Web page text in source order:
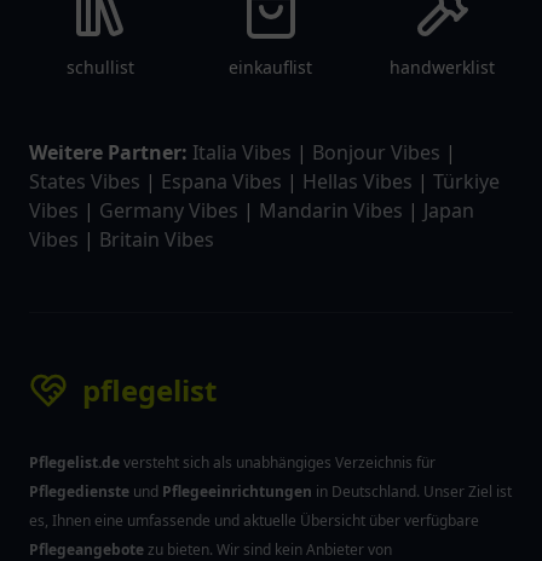
schullist einkauflist handwerklist
Weitere Partner: Italia Vibes | Bonjour Vibes |
States Vibes | Espana Vibes | Hellas Vibes | Türkiye
Vibes | Germany Vibes | Mandarin Vibes | Japan
Vibes | Britain Vibes
pflegelist
Pflegelist.deversteht sich als unabhängiges Verzeichnis für
Pflegedienste und Pflegeeinrichtungen in Deutschland. Unser Ziel ist
es, Ihnen eine umfassende und aktuelle Übersicht über verfügbare
Pflegeangebotezu bieten. Wir sind kein Anbieter von